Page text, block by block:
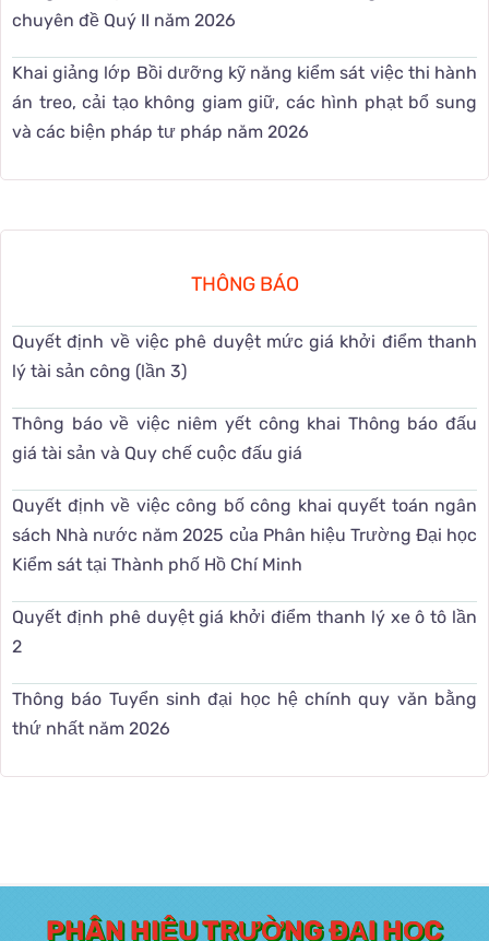
chuyên đề Quý II năm 2026
Khai giảng lớp Bồi dưỡng kỹ năng kiểm sát việc thi hành
án treo, cải tạo không giam giữ, các hình phạt bổ sung
và các biện pháp tư pháp năm 2026
THÔNG BÁO
Quyết định về việc phê duyệt mức giá khởi điểm thanh
lý tài sản công (lần 3)
Thông báo về việc niêm yết công khai Thông báo đấu
giá tài sản và Quy chế cuộc đấu giá
Quyết định về việc công bố công khai quyết toán ngân
sách Nhà nước năm 2025 của Phân hiệu Trường Đại học
Kiểm sát tại Thành phố Hồ Chí Minh
Quyết định phê duyệt giá khởi điểm thanh lý xe ô tô lần
2
Thông báo Tuyển sinh đại học hệ chính quy văn bằng
thứ nhất năm 2026
PHÂN HIỆU TRƯỜNG ĐẠI HỌC